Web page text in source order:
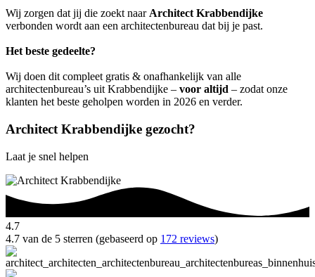
Wij zorgen dat jij die zoekt naar Architect Krabbendijke
verbonden wordt aan een architectenbureau dat bij je past.
Het beste gedeelte?
Wij doen dit compleet gratis & onafhankelijk van alle
architectenbureau’s uit Krabbendijke – voor altijd – zodat onze
klanten het beste geholpen worden in 2026 en verder.
Architect Krabbendijke gezocht?
Laat je snel helpen
4.7
4.7 van de 5 sterren (gebaseerd op 172 reviews)